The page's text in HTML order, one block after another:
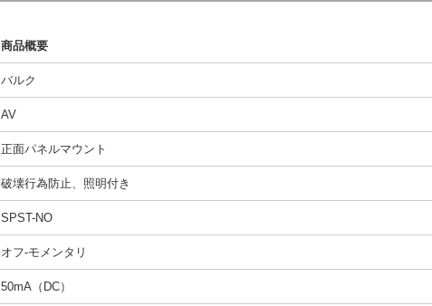
商品概要
バルク
AV
正面パネルマウント
破壊行為防止、照明付き
SPST-NO
オフ-モメンタリ
50mA（DC）